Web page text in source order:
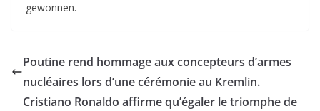
gewonnen.
Poutine rend hommage aux concepteurs d’armes
nucléaires lors d’une cérémonie au Kremlin.
Cristiano Ronaldo affirme qu’égaler le triomphe de